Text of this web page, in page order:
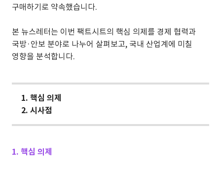
구매하기로 약속했습니다.
본 뉴스레터는 이번 팩트시트의 핵심 의제를 경제 협력과
국방·안보 분야로 나누어 살펴보고, 국내 산업계에 미칠
영향을 분석합니다.
1.핵심 의제
2.시사점
1. 핵심 의제